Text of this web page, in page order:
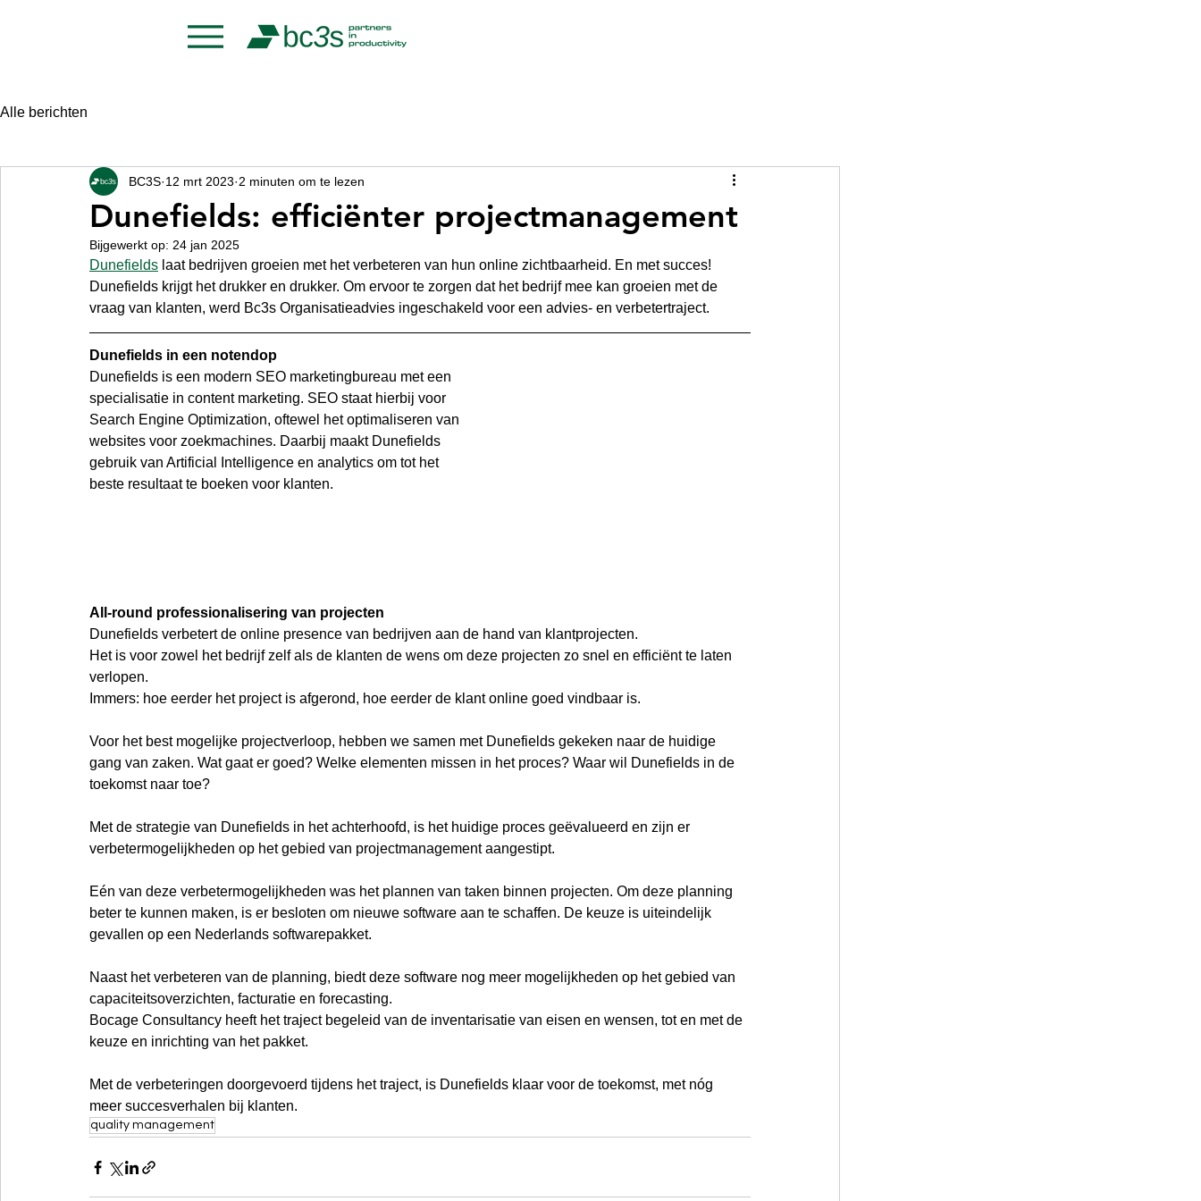
Alle berichten
Dunefields: efficiënter projectmanagement
BC3S 12 mrt 2023 2 minuten om te lezen
Bijgewerkt op: 24 jan 2025
Dunefields laat bedrijven groeien met het verbeteren van hun online zichtbaarheid. En met succes!
Dunefields krijgt het drukker en drukker. Om ervoor te zorgen dat het bedrijf mee kan groeien met de
vraag van klanten, werd Bc3s Organisatieadvies ingeschakeld voor een advies- en verbetertraject.
Dunefields in een notendop
Dunefields is een modern SEO marketingbureau met een
specialisatie in content marketing. SEO staat hierbij voor
Search Engine Optimization, oftewel het optimaliseren van
websites voor zoekmachines. Daarbij maakt Dunefields
gebruik van Artificial Intelligence en analytics om tot het
beste resultaat te boeken voor klanten.
All-round professionalisering van projecten
Dunefields verbetert de online presence van bedrijven aan de hand van klantprojecten.
Het is voor zowel het bedrijf zelf als de klanten de wens om deze projecten zo snel en efficiënt te laten
verlopen.
Immers: hoe eerder het project is afgerond, hoe eerder de klant online goed vindbaar is.
Voor het best mogelijke projectverloop, hebben we samen met Dunefields gekeken naar de huidige
gang van zaken. Wat gaat er goed? Welke elementen missen in het proces? Waar wil Dunefields in de
toekomst naar toe?
Met de strategie van Dunefields in het achterhoofd, is het huidige proces geëvalueerd en zijn er
verbetermogelijkheden op het gebied van projectmanagement aangestipt.
Eén van deze verbetermogelijkheden was het plannen van taken binnen projecten. Om deze planning
beter te kunnen maken, is er besloten om nieuwe software aan te schaffen. De keuze is uiteindelijk
gevallen op een Nederlands softwarepakket.
Naast het verbeteren van de planning, biedt deze software nog meer mogelijkheden op het gebied van
capaciteitsoverzichten, facturatie en forecasting.
Bocage Consultancy heeft het traject begeleid van de inventarisatie van eisen en wensen, tot en met de
keuze en inrichting van het pakket.
Met de verbeteringen doorgevoerd tijdens het traject, is Dunefields klaar voor de toekomst, met nóg
meer succesverhalen bij klanten.
quality management